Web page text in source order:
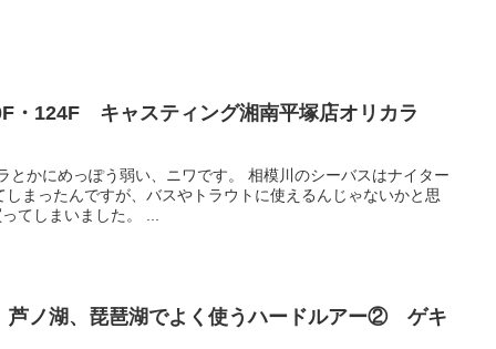
・124F キャスティング湘南平塚店オリカラ
とかにめっぽう弱い、ニワです。 相模川のシーバスはナイター
まったんですが、バスやトラウトに使えるんじゃないかと思
てしまいました。 ...
芦ノ湖、琵琶湖でよく使うハードルアー② ゲキ